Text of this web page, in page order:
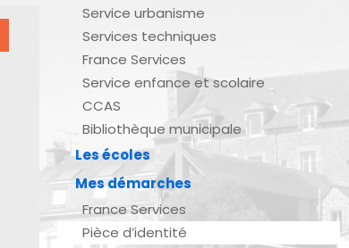
Service urbanisme
Services techniques
France Services
Service enfance et scolaire
CCAS
Bibliothèque municipale
Les écoles
Mes démarches
France Services
Pièce d’identité